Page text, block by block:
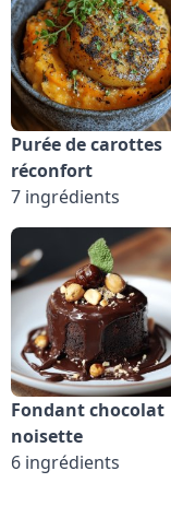
Purée de carottes
réconfort
7 ingrédients
Fondant chocolat
noisette
6 ingrédients